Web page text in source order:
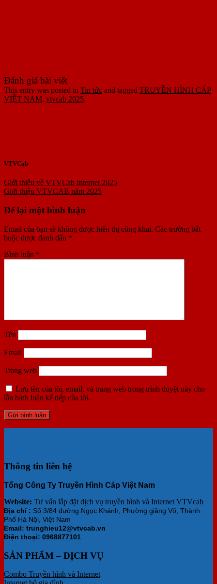
Đánh giá bài viết
This entry was posted in Tin tức and tagged TRUYỀN HÌNH CÁP
VIỆT NAM, vtvcab 2025.
VTVCab
Giới thiệu về VTVCab Internet 2025
Giới thiệu VTVCAB năm 2025
Để lại một bình luận
Email của bạn sẽ không được hiển thị công khai. Các trường bắt
buộc được đánh dấu *
Bình luận *
Tên
Email
Trang web
Lưu tên của tôi, email, và trang web trong trình duyệt này cho
lần bình luận kế tiếp của tôi.
Thông tin liên hệ
Tổng Công Ty Truyền Hình Cáp Việt Nam
Website: Tư vấn lắp đặt dịch vụ truyền hình và Internet VTVcab
Địa chỉ : Số 3/84 đường Ngọc Khánh, Phường giảng Võ, Thành
Phố Hà Nội, Việt Nam
Email: trunghieu12@vtvcab.vn
Điện thoại: 0968877101
SẢN PHẨM – DỊCH VỤ
Combo Truyền hình và Internet